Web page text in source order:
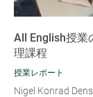
All English授業
理課程
授業レポート
Nigel Konrad